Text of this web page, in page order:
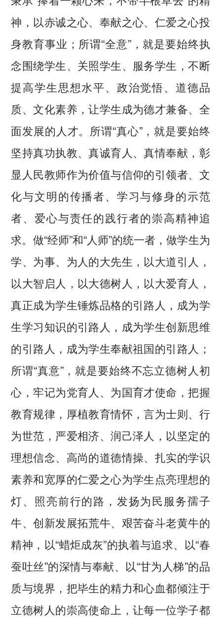
神，以赤诚之心、奉献之心、仁爱之心投
身教育事业；所谓“全意”，就是要始终执
念围绕学生、关照学生、服务学生，不断
提高学生思想水平、政治觉悟、道德品
质、文化素养，让学生成为德才兼备、全
面发展的人才。所谓“真心”，就是要始终
坚持真功执教、真诚育人、真情奉献，彰
显人民教师作为价值与信仰的引领者、文
化与文明的传播者、学习与修身的示范
者、爱心与责任的践行者的崇高精神追
求。做“经师”和“人师”的统一者，做学生为
学、为事、为人的大先生，以大道引人，
以大智启人，以大德树人，以大爱育人，
真正成为学生锤炼品格的引路人，成为学
生学习知识的引路人，成为学生创新思维
的引路人，成为学生奉献祖国的引路人；
所谓“真意”，就是要始终不忘立德树人初
心，牢记为党育人、为国育才使命，把握
教育规律，厚植教育情怀，言为士则、行
为世范，严爱相济、润己泽人，以坚定的
理想信念、高尚的道德情操、扎实的学识
素养和宽厚的仁爱之心为学生点亮理想的
灯、照亮前行的路，发扬为民服务孺子
牛、创新发展拓荒牛、艰苦奋斗老黄牛的
精神，以“蜡炬成灰”的执着与追求、以“春
蚕吐丝”的深情与奉献、以“甘为人梯”的品
质与境界，把毕生的精力和心血都倾注于
立德树人的崇高使命上，让每一位学子都